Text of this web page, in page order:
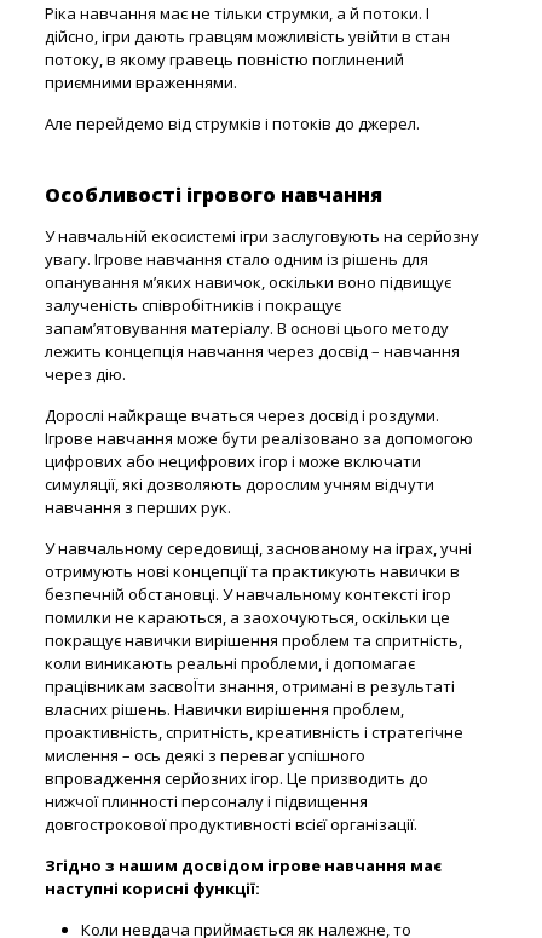
Ріка навчання має не тільки струмки, а й потоки. І
дійсно, ігри дають гравцям можливість увійти в стан
потоку, в якому гравець повністю поглинений
приємними враженнями.
Але перейдемо від струмків і потоків до джерел.
Особливості ігрового навчання
У навчальній екосистемі ігри заслуговують на серйозну
увагу. Ігрове навчання стало одним із рішень для
опанування м’яких навичок, оскільки воно підвищує
залученість співробітників і покращує
запам’ятовування матеріалу. В основі цього методу
лежить концепція навчання через досвід – навчання
через дію.
Дорослі найкраще вчаться через досвід і роздуми.
Ігрове навчання може бути реалізовано за допомогою
цифрових або нецифрових ігор і може включати
симуляції, які дозволяють дорослим учням відчути
навчання з перших рук.
У навчальному середовищі, заснованому на іграх, учні
отримують нові концепції та практикують навички в
безпечній обстановці. У навчальному контексті ігор
помилки не караються, а заохочуються, оскільки це
покращує навички вирішення проблем та спритність,
коли виникають реальні проблеми, і допомагає
працівникам засвоЇти знання, отримані в результаті
власних рішень. Навички вирішення проблем,
проактивність, спритність, креативність і стратегічне
мислення – ось деякі з переваг успішного
впровадження серйозних ігор. Це призводить до
нижчої плинності персоналу і підвищення
довгострокової продуктивності всієї організації.
Згідно з нашим досвідом ігрове навчання має
наступні корисні функції:
Коли невдача приймається як належне, то